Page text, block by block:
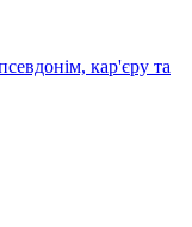
кар'єру та